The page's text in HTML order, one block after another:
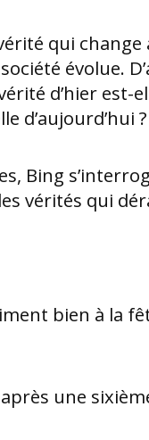
qui change
évolue.
d’hier est-
d’aujourd’hui ?
Bing
vérités qui
bien à la
une